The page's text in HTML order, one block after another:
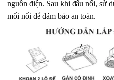
nguồn điện. Sau khi đấu nối, sử
mối nối để đảm bảo an toàn.